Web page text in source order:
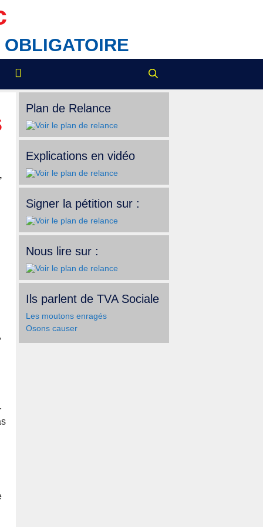
Plan de Relance
Explications en vidéo
Signer la pétition sur :
Nous lire sur :
Ils parlent de TVA Sociale
Les moutons enragés
Osons causer